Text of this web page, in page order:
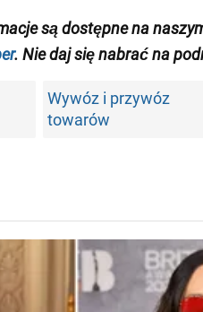
są dostępne na
. Nie daj się nabrać na
Wywóz i przywóz
towarów